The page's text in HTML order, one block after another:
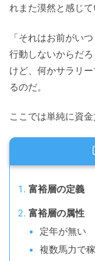
れまた漠然と感じて
「それはお前がい
行動しないからだ
けど、何かサラリ
るのだ。
ここでは単純に資金
富裕層の定義
富裕層の属性
定年が無い
複数馬力で